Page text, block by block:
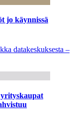
jo käynnissä
datakeskuksesta –